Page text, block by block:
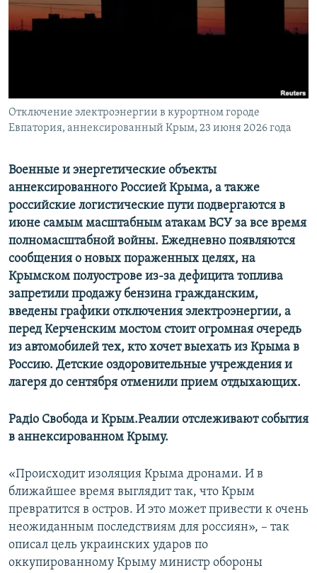
ПОБЕДИТЕЛЕЙ НЕ СУДЯТ?
ПРИСОЕДИНЯЙТЕСЬ!
Все сайты RFE/RL
Отключение электроэнергии в курортном городе
Евпатория, аннексированный Крым, 23 июня 2026 года
Военные и энергетические объекты
аннексированного Россией Крыма, а также
российские логистические пути подвергаются в
июне самым масштабным атакам ВСУ за все время
полномасштабной войны. Ежедневно появляются
сообщения о новых пораженных целях, на
Крымском полуострове из-за дефицита топлива
запретили продажу бензина гражданским,
введены графики отключения электроэнергии, а
перед Керченским мостом стоит огромная очередь
из автомобилей тех, кто хочет выехать из Крыма в
Россию. Детские оздоровительные учреждения и
лагеря до сентября отменили прием отдыхающих.
Радіо Свобода и Крым.Реалии отслеживают события
в аннексированном Крыму.
«Происходит изоляция Крыма дронами. И в
ближайшее время выглядит так, что Крым
превратится в остров. И это может привести к очень
неожиданным последствиям для россиян», – так
описал цель украинских ударов по
оккупированному Крыму министр обороны